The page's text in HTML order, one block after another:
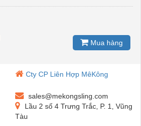
Mua hàng
Cty CP Liên Hợp MêKông
sales@mekongsling.com
Lầu 2 số 4 Trưng Trắc, P. 1, Vũng
Tàu